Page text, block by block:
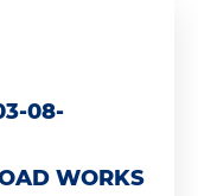
08-
WORKS